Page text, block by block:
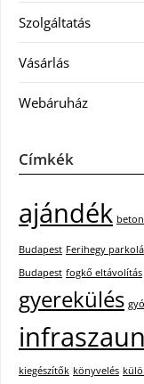
Szolgáltatás
Vásárlás
Webáruház
Címkék
ajándék
Budapest Ferihegy
Budapest fogkő eltávolítás
gyerekülés
kiegészítők könyvelés